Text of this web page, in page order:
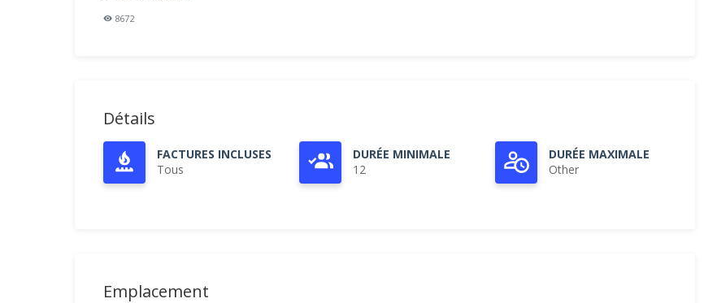
8672
Détails
FACTURES INCLUSES
Tous
DURÉE MINIMALE
12
DURÉE MAXIMALE
Other
Emplacement